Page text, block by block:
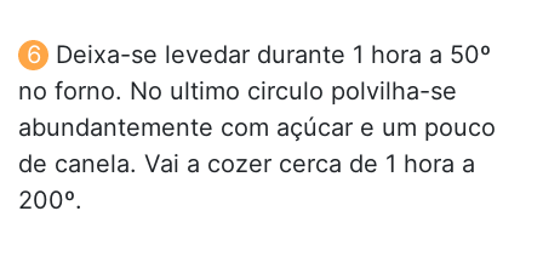
Deixa-se levedar durante 1 hora a 50º
no forno. No ultimo circulo polvilha-se
abundantemente com açúcar e um pouco
de canela. Vai a cozer cerca de 1 hora a
200º.